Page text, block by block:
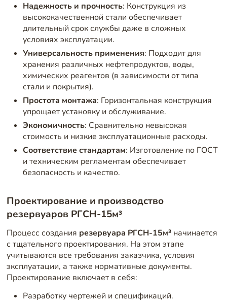
Надежность и прочность: Конструкция из
высококачественной стали обеспечивает
длительный срок службы даже в сложных
условиях эксплуатации.
Универсальность применения: Подходит для
хранения различных нефтепродуктов, воды,
химических реагентов (в зависимости от типа
стали и покрытия).
Простота монтажа: Горизонтальная конструкция
упрощает установку и обслуживание.
Экономичность: Сравнительно невысокая
стоимость и низкие эксплуатационные расходы.
Соответствие стандартам: Изготовление по ГОСТ
и техническим регламентам обеспечивает
безопасность и качество.
Проектирование и производство
резервуаров РГСН-15м³
Процесс создания резервуара РГСН-15м³начинается
с тщательного проектирования. На этом этапе
учитываются все требования заказчика, условия
эксплуатации, а также нормативные документы.
Проектирование включает в себя:
Разработку чертежей и спецификаций.